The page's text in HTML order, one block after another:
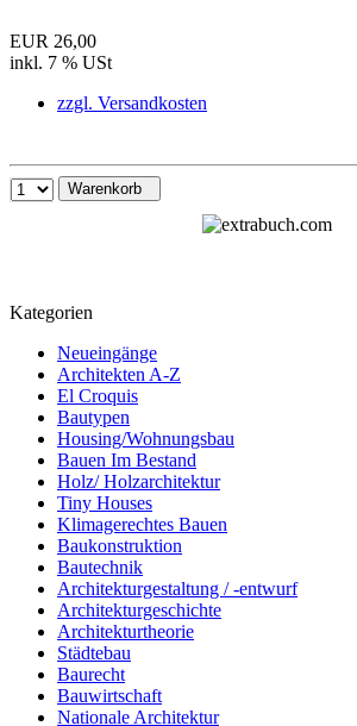
EUR 26,00
inkl. 7 % USt
zzgl. Versandkosten
Warenkorb
Kategorien
Neueingänge
Architekten A-Z
El Croquis
Bautypen
Housing/Wohnungsbau
Bauen Im Bestand
Holz/ Holzarchitektur
Tiny Houses
Klimagerechtes Bauen
Baukonstruktion
Bautechnik
Architekturgestaltung / -entwurf
Architekturgeschichte
Architekturtheorie
Städtebau
Baurecht
Bauwirtschaft
Nationale Architektur